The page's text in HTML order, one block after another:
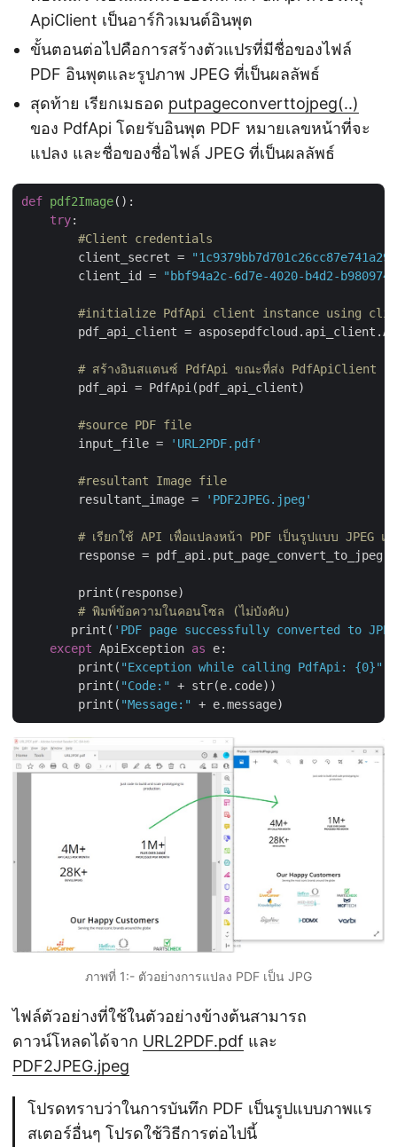
ApiClient เป็นอาร์กิวเมนต์อินพุต
ขั้นตอนต่อไปคือการสร้างตัวแปรที่มีชื่อของไฟล์
PDF อินพุตและรูปภาพ JPEG ที่เป็นผลลัพธ์
สุดท้าย เรียกเมธอด putpageconverttojpeg(..)
ของ PdfApi โดยรับอินพุต PDF หมายเลขหน้าที่จะ
แปลง และชื่อของชื่อไฟล์ JPEG ที่เป็นผลลัพธ์
def pdf2Image():
try:
#Client credentials
        client_secret =
        client_id =
"bbf94a2c-6d7e-4020-b4d2-
#initialize PdfApi client instance using
pdf_api_client =
# สร้างอินสแตนซ์ PdfApi ขณะที่ส่ง PdfApiClient เป็
        pdf_api = PdfApi(pdf_api_client)
#source PDF file
        input_file =
'URL2PDF.pdf'
#resultant Image file
        resultant_image =
'PDF2JPEG.jpeg'
# เรียกใช้ API เพื่อแปลงหน้า PDF เป็นรูปแบบ JPEG แ
response =
        print(response)
# พิมพ์ข้อความในคอนโซล (ไม่บังคับ)
       print(
'PDF page successfully converted to
except ApiException as e:
        print(
"Exception while calling PdfApi: {0}"
        print(
"Code:"
+ str(e.code))
        print(
"Message:"
ภาพที่ 1:- ตัวอย่างการแปลง PDF เป็น JPG
ไฟล์ตัวอย่างที่ใช้ในตัวอย่างข้างต้นสามารถ
ดาวน์โหลดได้จาก URL2PDF.pdf และ
PDF2JPEG.jpeg
โปรดทราบว่าในการบันทึก PDF เป็นรูปแบบภาพแร
สเตอร์อื่นๆ โปรดใช้วิธีการต่อไปนี้